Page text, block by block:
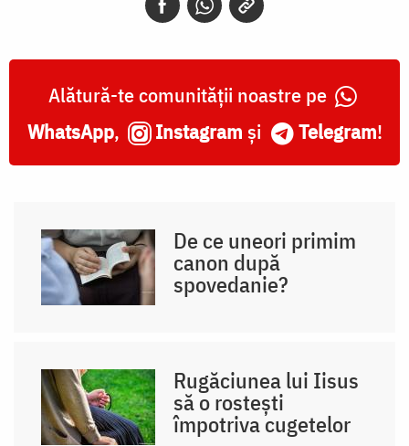
Alătură-te comunității noastre pe
WhatsApp, Instagram și Telegram!
De ce uneori primim
canon după
spovedanie?
Rugăciunea lui Iisus
să o rostești
împotriva cugetelor